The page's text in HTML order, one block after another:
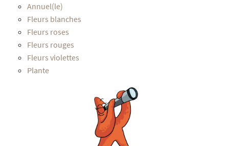
Annuel(le)
Fleurs blanches
Fleurs roses
Fleurs rouges
Fleurs violettes
Plante